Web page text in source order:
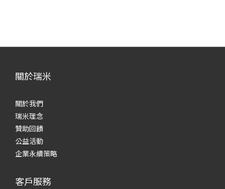
關於瑞米
關於我們
瑞米理念
贊助回饋
公益活動
企業永續策略
客戶服務